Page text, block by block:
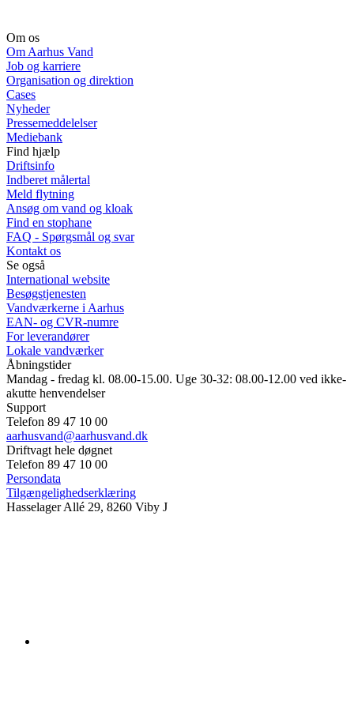
Om os
Om Aarhus Vand
Job og karriere
Organisation og direktion
Cases
Nyheder
Pressemeddelelser
Mediebank
Find hjælp
Driftsinfo
Indberet målertal
Meld flytning
Ansøg om vand og kloak
Find en stophane
FAQ - Spørgsmål og svar
Kontakt os
Se også
International website
Besøgstjenesten
Vandværkerne i Aarhus
EAN- og CVR-numre
For leverandører
Lokale vandværker
Åbningstider
Mandag - fredag kl. 08.00-15.00. Uge 30-32: 08.00-12.00 ved ikke-
akutte henvendelser
Support
Telefon 89 47 10 00
aarhusvand@aarhusvand.dk
Driftvagt hele døgnet
Telefon 89 47 10 00
Persondata
Tilgængelighedserklæring
Hasselager Allé 29, 8260 Viby J